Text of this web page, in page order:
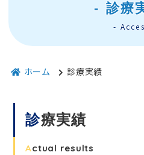
診療
ホーム 診療実績
診療実績
Actual results